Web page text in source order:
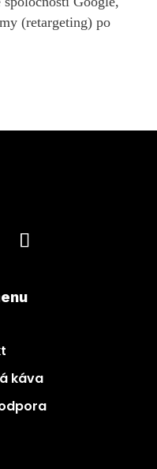
(retargeting) po
káva
sú súčasťou